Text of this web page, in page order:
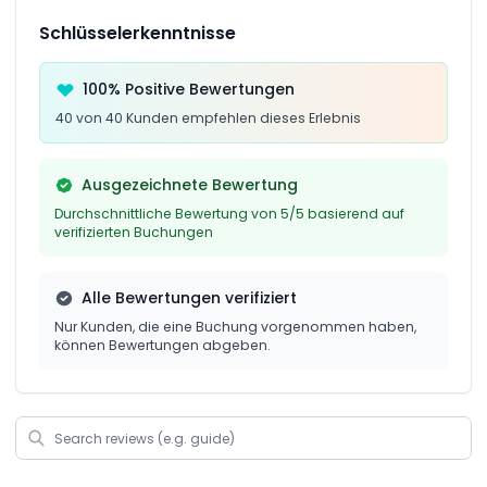
Schlüsselerkenntnisse
100% Positive Bewertungen
40 von 40 Kunden empfehlen dieses Erlebnis
Ausgezeichnete Bewertung
Durchschnittliche Bewertung von 5/5 basierend auf
verifizierten Buchungen
Alle Bewertungen verifiziert
Nur Kunden, die eine Buchung vorgenommen haben,
können Bewertungen abgeben.